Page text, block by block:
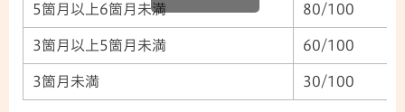
5箇月以上6箇月未満 80/100
3箇月以上5箇月未満 60/100
3箇月未満 30/100